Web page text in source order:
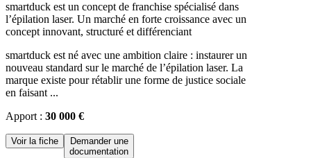
smartduck est un concept de franchise spécialisé dans
l’épilation laser. Un marché en forte croissance avec un
concept innovant, structuré et différenciant
smartduck est né avec une ambition claire : instaurer un
nouveau standard sur le marché de l’épilation laser. La
marque existe pour rétablir une forme de justice sociale
en faisant ...
Apport : 30 000 €
Voir la fiche
Demander une
documentation